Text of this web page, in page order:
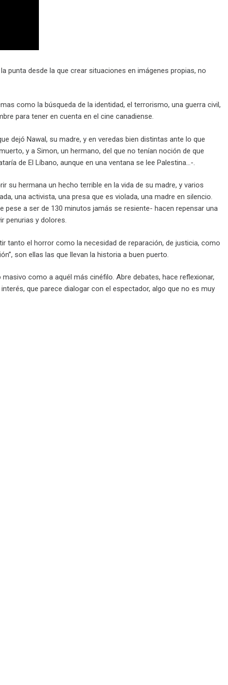
punta desde la que crear situaciones en imágenes propias, no
como la búsqueda de la identidad, el terrorismo, una guerra civil,
para tener en cuenta en el cine canadiense.
dejó Nawal, su madre, y en veredas bien distintas ante lo que
y a Simon, un hermano, del que no tenían noción de que
de El Líbano, aunque en una ventana se lee Palestina…-.
su hermana un hecho terrible en la vida de su madre, y varios
una activista, una presa que es violada, una madre en silencio.
a ser de 130 minutos jamás se resiente- hacen repensar una
penurias y dolores.
tanto el horror como la necesidad de reparación, de justicia, como
son ellas las que llevan la historia a buen puerto.
como a aquél más cinéfilo. Abre debates, hace reflexionar,
que parece dialogar con el espectador, algo que no es muy